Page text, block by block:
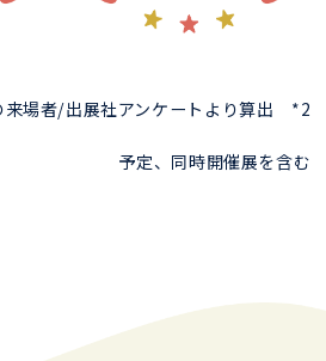
来場者/出展社アンケートより算出 *2
予定、同時開催展を含む